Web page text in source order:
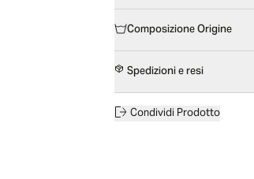
Composizione Origine
Spedizioni e resi
Condividi Prodotto